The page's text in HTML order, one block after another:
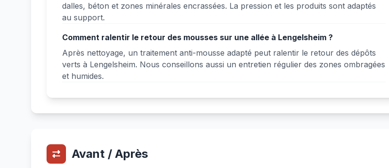
dalles, béton et zones minérales encrassées. La pression et les produits sont adaptés
au support.
Comment ralentir le retour des mousses sur une allée à Lengelsheim ?
Après nettoyage, un traitement anti-mousse adapté peut ralentir le retour des dépôts
verts à Lengelsheim. Nous conseillons aussi un entretien régulier des zones ombragées
et humides.
Avant / Après